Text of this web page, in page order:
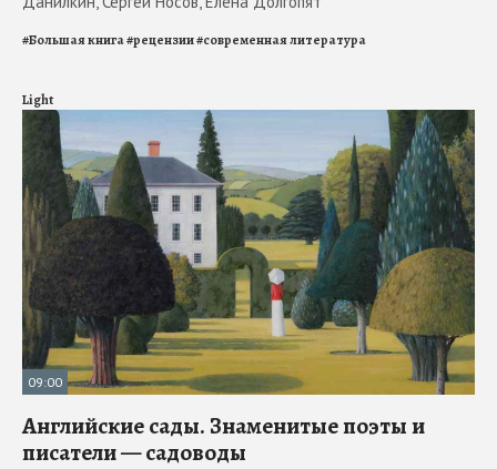
#Большая книга#рецензии#современная литература
Light
09:00
Английские сады. Знаменитые поэты и
писатели — садоводы